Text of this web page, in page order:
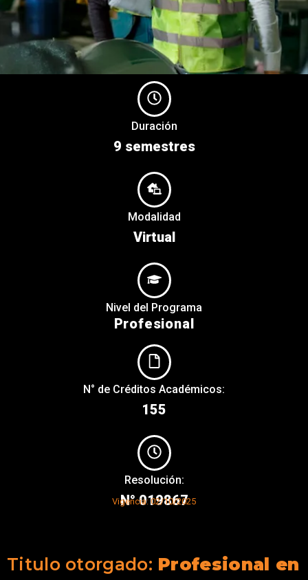
Duración
9 semestres
Modalidad
Virtual
Nivel del Programa
Profesional
N° de Créditos Académicos:
155
Resolución:
N° 019867
Vigencia: 02/10/2025
Titulo otorgado: Profesional en